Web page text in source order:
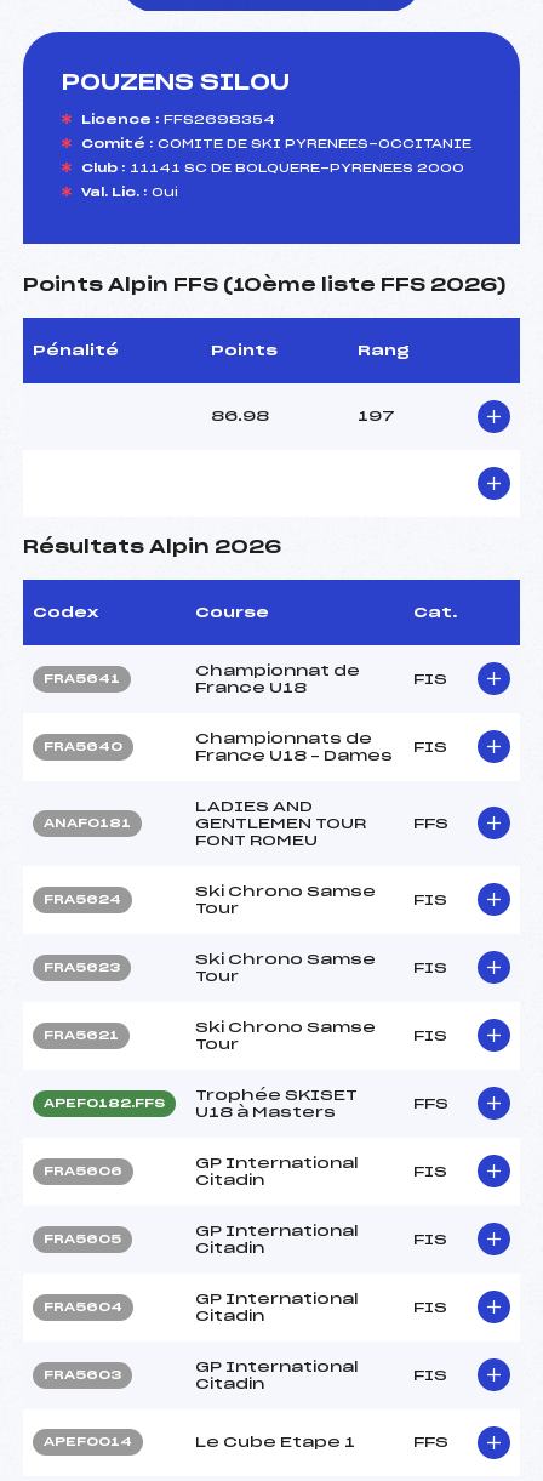
POUZENS SILOU
Licence : FFS2698354
Comité : COMITE DE SKI PYRENEES-OCCITANIE
Club : 11141 SC DE BOLQUERE-PYRENEES 2000
Val. Lic. : Oui
Points Alpin FFS (10ème liste FFS 2026)
Pénalité Points Rang
86.98 197
Résultats Alpin 2026
Codex Course Cat.
FRA5641
Championnat de
France U18
FIS
FRA5640
Championnats de
France U18 – Dames
FIS
ANAF0181
LADIES AND
GENTLEMEN TOUR
FONT ROMEU
FFS
FRA5624
Ski Chrono Samse
Tour
FIS
FRA5623
Ski Chrono Samse
Tour
FIS
FRA5621
Ski Chrono Samse
Tour
FIS
APEF0182.FFS
Trophée SKISET
U18 à Masters
FFS
FRA5606
GP International
Citadin
FIS
FRA5605
GP International
Citadin
FIS
FRA5604
GP International
Citadin
FIS
FRA5603
GP International
Citadin
FIS
APEF0014 Le Cube Etape 1 FFS